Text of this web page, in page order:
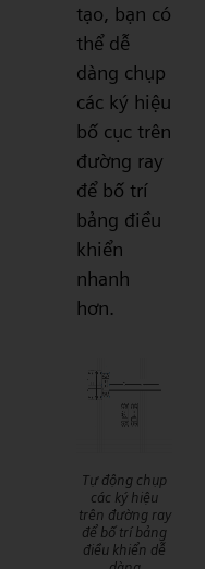
tạo, bạn có
thể dễ
dàng chụp
các ký hiệu
bố cục trên
đường ray
để bố trí
bảng điều
khiển
nhanh
hơn.
Tự động chụp
các ký hiệu
trên đường ray
để bố trí bảng
điều khiển dễ